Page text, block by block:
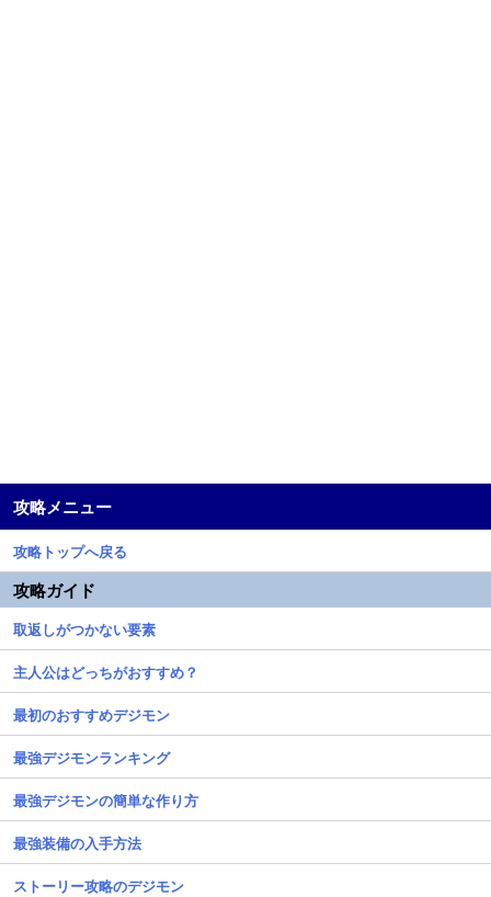
攻略メニュー
攻略トップへ戻る
攻略ガイド
取返しがつかない要素
主人公はどっちがおすすめ？
最初のおすすめデジモン
最強デジモンランキング
最強デジモンの簡単な作り方
最強装備の入手方法
ストーリー攻略のデジモン